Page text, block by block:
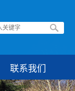
联系我们